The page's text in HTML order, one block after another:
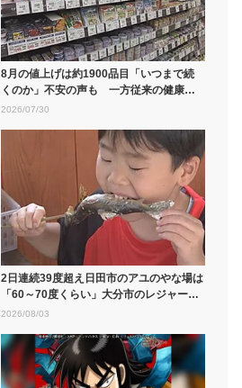
8月の値上げは約1900品目「いつまで続
くのか」不安の声も 一方従来の健康保
険証...
2026/07/30
2日連続39度超え日田市のアユのやな場は
「60～70度くらい」大分市のレジャー
プ...
2026/08/03